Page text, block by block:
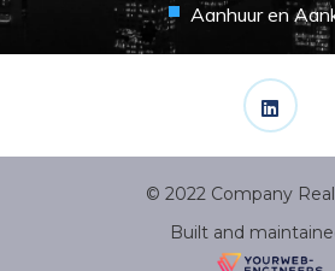
Aanhuur en
© 2022 Company
Built and